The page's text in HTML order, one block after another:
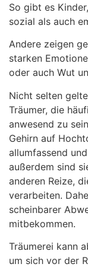
So gibt es
sozial als auch
Andere zeigen
starken
oder auch Wut
Nicht selten
Träumer, die
anwesend zu
Gehirn auf
allumfassend
außerdem sind
anderen Reize,
verarbeiten.
scheinbarer
mitbekommen.
Träumerei kann
um sich vor der